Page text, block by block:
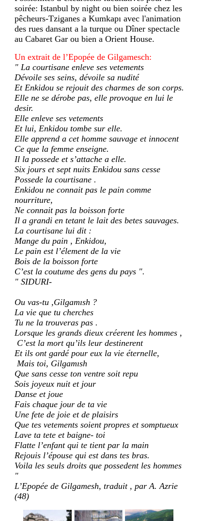
soirée: Istanbul by night ou bien soirée chez les
pêcheurs-Tziganes a Kumkapı avec l'animation
des rues dansant a la turque ou Dîner spectacle
au Cabaret Gar ou bien a Orient House.
Un extrait de l’Epopée de Gilgamesch:
" La courtisane enleve ses vetements
Dévoile ses seins, dévoile sa nudité
Et Enkidou se rejouit des charmes de son corps.
Elle ne se dérobe pas, elle provoque en lui le
desir.
Elle enleve ses vetements
Et lui, Enkidou tombe sur elle.
Elle apprend a cet homme sauvage et innocent
Ce que la femme enseigne.
Il la possede et s’attache a elle.
Six jours et sept nuits Enkidou sans cesse
Possede la courtisane .
Enkidou ne connait pas le pain comme
nourriture,
Ne connait pas la boisson forte
Il a grandi en tetant le lait des betes sauvages.
La courtisane lui dit :
Mange du pain , Enkidou,
Le pain est l’élement de la vie
Bois de la boisson forte
C’est la coutume des gens du pays ".
" SIDURI-
Ou vas-tu ,Gilgamısh ?
La vie que tu cherches
Tu ne la trouveras pas .
Lorsque les grands dieux créerent les hommes ,
C’est la mort qu’ils leur destinerent
Et ils ont gardé pour eux la vie éternelle,
Mais toi, Gilgamısh
Que sans cesse ton ventre soit repu
Sois joyeux nuit et jour
Danse et joue
Fais chaque jour de ta vie
Une fete de joie et de plaisirs
Que tes vetements soient propres et somptueux
Lave ta tete et baigne- toi
Flatte l’enfant qui te tient par la main
Rejouis l’épouse qui est dans tes bras.
Voila les seuls droits que possedent les hommes
"
L’Epopée de Gilgamesh, traduit , par A. Azrie
(48)